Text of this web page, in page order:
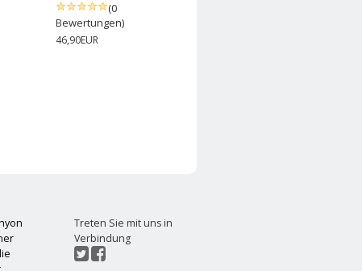
(0
Bewertungen)
46,90EUR
Treten Sie mit uns in
Verbindung